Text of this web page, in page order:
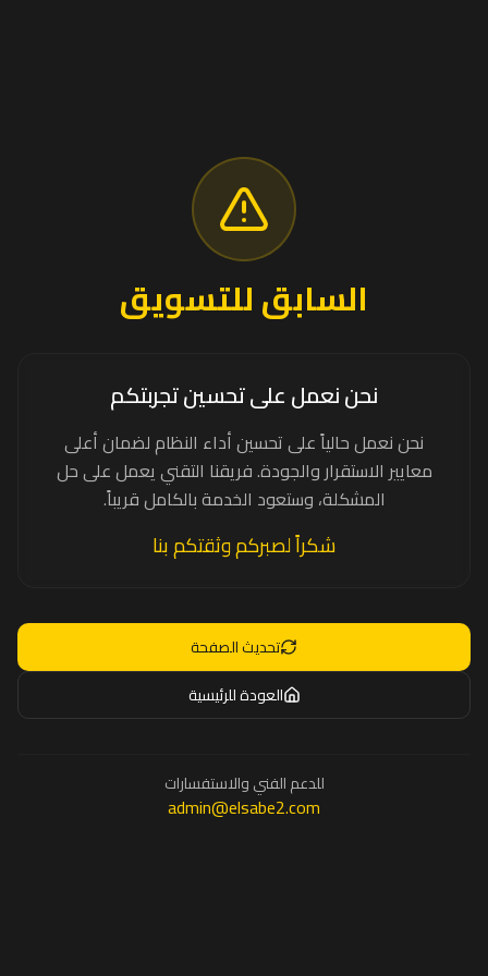
السابق للتسويق
نحن نعمل على تحسين تجربتكم
نحن نعمل حالياً على تحسين أداء النظام لضمان أعلى
معايير الاستقرار والجودة. فريقنا التقني يعمل على حل
المشكلة، وستعود الخدمة بالكامل قريباً.
شكراً لصبركم وثقتكم بنا
تحديث الصفحة
العودة للرئيسية
للدعم الفني والاستفسارات
admin@elsabe2.com